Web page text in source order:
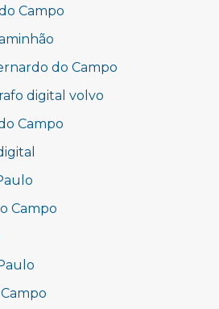
Campo
do Campo
digital volvo
Campo
Campo